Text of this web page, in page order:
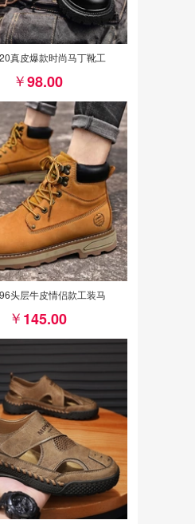
真皮爆款时尚马丁靴工
98.00
头层牛皮情侣款工装马
145.00